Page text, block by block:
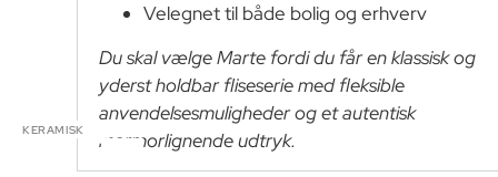
KERAMISK
Velegnet til både bolig og erhverv
Du skal vælge Marte fordi du får en klassisk og
yderst holdbar fliseserie med fleksible
anvendelsesmuligheder og et autentisk
marmorlignende udtryk.